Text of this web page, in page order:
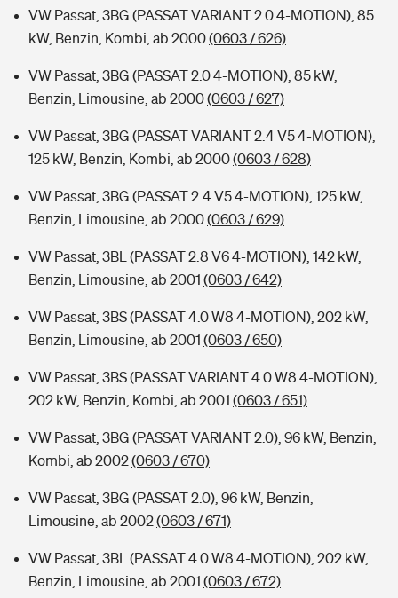
VW Passat, 3BG (PASSAT VARIANT 2.0 4-MOTION), 85
kW, Benzin, Kombi, ab 2000(0603 / 626)
VW Passat, 3BG (PASSAT 2.0 4-MOTION), 85 kW,
Benzin, Limousine, ab 2000(0603 / 627)
VW Passat, 3BG (PASSAT VARIANT 2.4 V5 4-MOTION),
125 kW, Benzin, Kombi, ab 2000(0603 / 628)
VW Passat, 3BG (PASSAT 2.4 V5 4-MOTION), 125 kW,
Benzin, Limousine, ab 2000(0603 / 629)
VW Passat, 3BL (PASSAT 2.8 V6 4-MOTION), 142 kW,
Benzin, Limousine, ab 2001 (0603 / 642)
VW Passat, 3BS (PASSAT 4.0 W8 4-MOTION), 202 kW,
Benzin, Limousine, ab 2001 (0603 / 650)
VW Passat, 3BS (PASSAT VARIANT 4.0 W8 4-MOTION),
202 kW, Benzin, Kombi, ab 2001 (0603 / 651)
VW Passat, 3BG (PASSAT VARIANT 2.0), 96 kW, Benzin,
Kombi, ab 2002(0603 / 670)
VW Passat, 3BG (PASSAT 2.0), 96 kW, Benzin,
Limousine, ab 2002(0603 / 671)
VW Passat, 3BL (PASSAT 4.0 W8 4-MOTION), 202 kW,
Benzin, Limousine, ab 2001 (0603 / 672)